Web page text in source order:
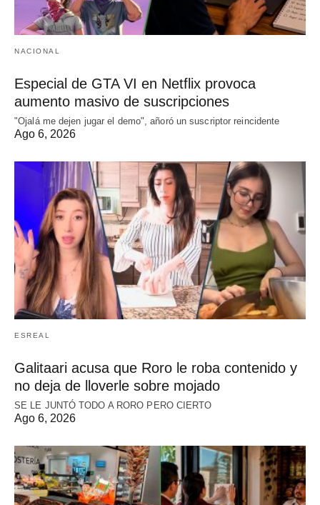
NACIONAL
Especial de GTA VI en Netflix provoca
aumento masivo de suscripciones
"Ojalá me dejen jugar el demo", añoró un suscriptor reincidente
Ago 6, 2026
ESREAL
Galitaari acusa que Roro le roba contenido y
no deja de lloverle sobre mojado
SE LE JUNTÓ TODO A RORO PERO CIERTO
Ago 6, 2026